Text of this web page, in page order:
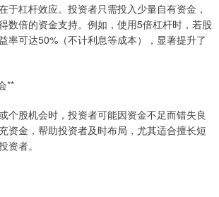
于杠杆效应。投资者只需投入少量自有资金，
数倍的资金支持。例如，使用5倍杠杆时，若股
率可达50%（不计利息等成本），显著提升了
**
个股机会时，投资者可能因资金不足而错失良
资金，帮助投资者及时布局，尤其适合擅长短
资者。